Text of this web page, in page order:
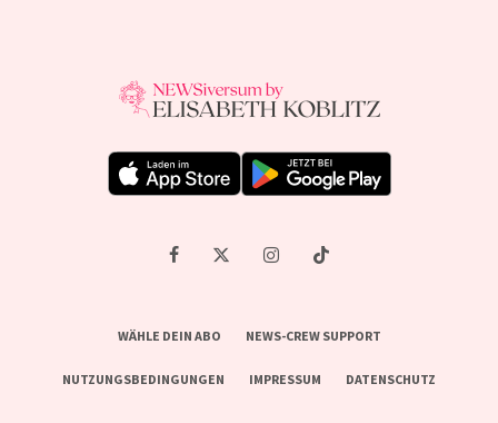
WÄHLE DEIN ABO NEWS-CREW SUPPORT
NUTZUNGSBEDINGUNGEN IMPRESSUM DATENSCHUTZ